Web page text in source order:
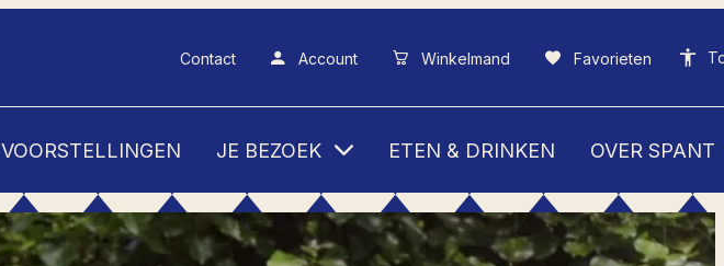
Contact Account Winkelmand Favorieten
VOORSTELLINGEN JE BEZOEK ETEN & DRINKEN OVER SPANT